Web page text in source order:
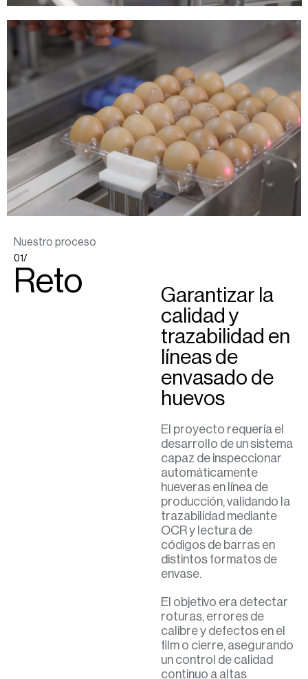
Nuestro proceso
01/
Reto
Garantizar la
calidad y
trazabilidad en
líneas de
envasado de
huevos
El proyecto requería el
desarrollo de un sistema
capaz de inspeccionar
automáticamente
hueveras en línea de
producción, validando la
trazabilidad mediante
OCR y lectura de
códigos de barras en
distintos formatos de
envase.
El objetivo era detectar
roturas, errores de
calibre y defectos en el
film o cierre, asegurando
un control de calidad
continuo a altas